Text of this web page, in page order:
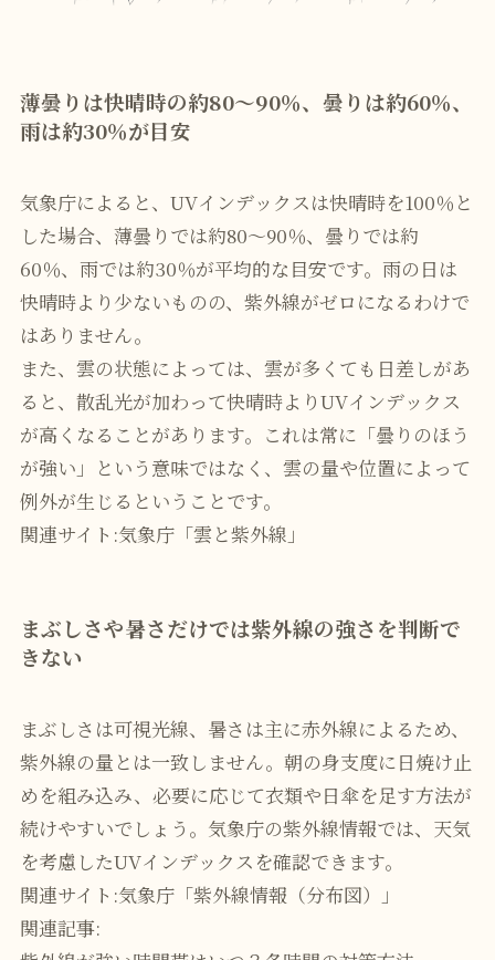
薄曇りは快晴時の約80〜90％、曇りは約60％、
雨は約30％が目安
気象庁によると、UVインデックスは快晴時を100％と
した場合、薄曇りでは約80〜90％、曇りでは約
60％、雨では約30％が平均的な目安です。雨の日は
快晴時より少ないものの、紫外線がゼロになるわけで
はありません。
また、雲の状態によっては、雲が多くても日差しがあ
ると、散乱光が加わって快晴時よりUVインデックス
が高くなることがあります。これは常に「曇りのほう
が強い」という意味ではなく、雲の量や位置によって
例外が生じるということです。
関連サイト:気象庁「雲と紫外線」
まぶしさや暑さだけでは紫外線の強さを判断で
きない
まぶしさは可視光線、暑さは主に赤外線によるため、
紫外線の量とは一致しません。朝の身支度に日焼け止
めを組み込み、必要に応じて衣類や日傘を足す方法が
続けやすいでしょう。気象庁の紫外線情報では、天気
を考慮したUVインデックスを確認できます。
関連サイト:気象庁「紫外線情報（分布図）」
関連記事: